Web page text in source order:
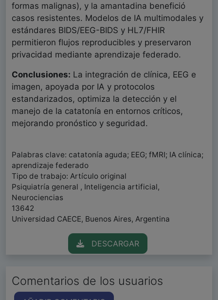
formas malignas), y la amantadina benefició
casos resistentes. Modelos de IA multimodales y
estándares BIDS/EEG-BIDS y HL7/FHIR
permitieron flujos reproducibles y preservaron
privacidad mediante aprendizaje federado.
Conclusiones: La integración de clínica, EEG e
imagen, apoyada por IA y protocolos
estandarizados, optimiza la detección y el
manejo de la catatonía en entornos críticos,
mejorando pronóstico y seguridad.
Palabras clave: catatonía aguda; EEG; fMRI; IA clínica;
aprendizaje federado
Tipo de trabajo: Artículo original
Psiquiatría general , Inteligencia artificial,
Neurociencias
13642
Universidad CAECE, Buenos Aires, Argentina
DESCARGAR
Comentarios de los usuarios